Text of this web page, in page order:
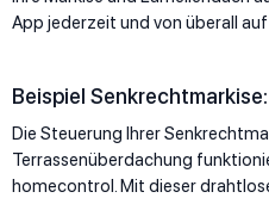
App jederzeit und von überall
Beispiel Senkrechtmarkise:
Die Steuerung Ihrer
Terrassenüberdachung
homecontrol. Mit dieser